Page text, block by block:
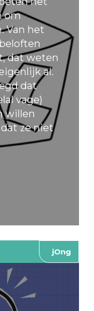
om
Van het
dat weten
al.
dat
vage)
willen
ze niet
jOng